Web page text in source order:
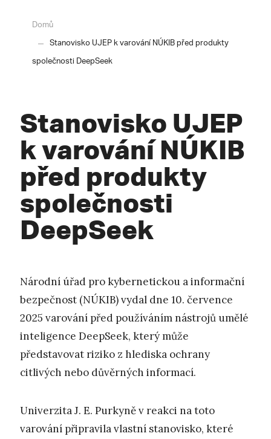
Domů
Stanovisko UJEP k varování NÚKIB před produkty
společnosti DeepSeek
Stanovisko UJEP
k varování NÚKIB
před produkty
společnosti
DeepSeek
Národní úřad pro kybernetickou a informační
bezpečnost (NÚKIB) vydal dne 10. července
2025 varování před používáním nástrojů umělé
inteligence DeepSeek, který může
představovat riziko z hlediska ochrany
citlivých nebo důvěrných informací.
Univerzita J. E. Purkyně v reakci na toto
varování připravila vlastní stanovisko, které